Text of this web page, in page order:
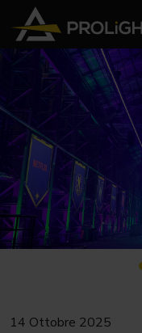
14 Ottobre 2025